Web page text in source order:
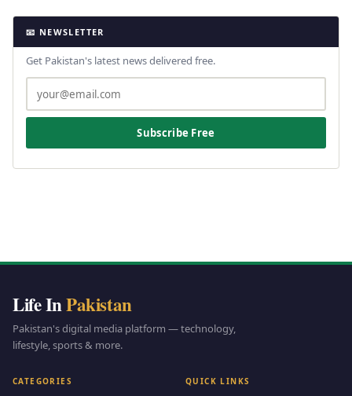
📧 NEWSLETTER
Get Pakistan's latest news delivered free.
Subscribe Free
Life InPakistan
Pakistan's digital media platform — technology,
lifestyle, sports & more.
CATEGORIES QUICK LINKS